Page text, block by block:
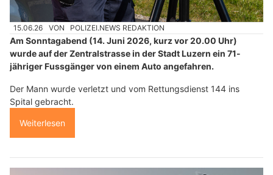
15.06.26 VON POLIZEI.NEWS REDAKTION
Am Sonntagabend (14. Juni 2026, kurz vor 20.00 Uhr)
wurde auf der Zentralstrasse in der Stadt Luzern ein 71-
jähriger Fussgänger von einem Auto angefahren.
Der Mann wurde verletzt und vom Rettungsdienst 144 ins
Spital gebracht.
Weiterlesen